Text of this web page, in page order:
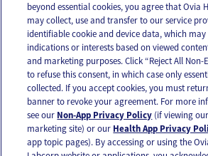
OUR APPS
FOLLOW US
beyond essential cookies, you agree that Ovia
may collect, use and transfer to our service
identifiable cookie and device data, which
indications or interests based on viewed
and marketing purposes. Click “Reject All Non-
to refuse this consent, in which case only
collected. If you accept cookies, you must
banner to revoke your agreement. For more
see our Non-App Privacy Policy (if viewing
marketing site) or our Health App Privacy
app topic pages). By accessing or using the